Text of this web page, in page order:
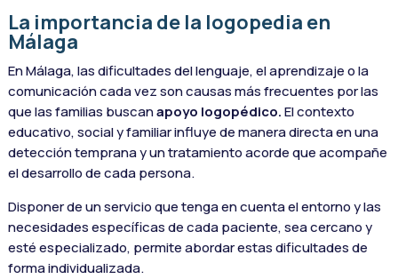
La importancia de la logopedia en
Málaga
En Málaga, las dificultades del lenguaje, el aprendizaje o la
comunicación cada vez son causas más frecuentes por las
que las familias buscanapoyo logopédico.El contexto
educativo, social y familiar influye de manera directa en una
detección temprana y un tratamiento acorde que acompañe
el desarrollo de cada persona.
Disponer de un servicio que tenga en cuenta el entorno y las
necesidades específicas de cada paciente, sea cercano y
esté especializado, permite abordar estas dificultades de
forma individualizada.